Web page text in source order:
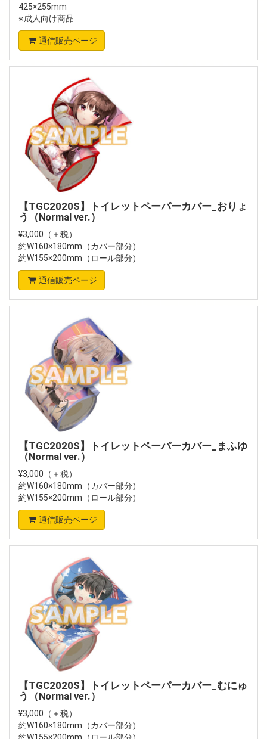
425×255mm
※成人向け商品
通信販売ページ
【TGC2020S】トイレットペーパーカバー_おりょ
う（Normal ver.）
¥3,000（＋税）
約W160×180mm（カバー部分）
約W155×200mm（ロール部分）
通信販売ページ
【TGC2020S】トイレットペーパーカバー_まふゆ
（Normal ver.）
¥3,000（＋税）
約W160×180mm（カバー部分）
約W155×200mm（ロール部分）
通信販売ページ
【TGC2020S】トイレットペーパーカバー_むにゅ
う（Normal ver.）
¥3,000（＋税）
約W160×180mm（カバー部分）
約W155×200mm（ロール部分）